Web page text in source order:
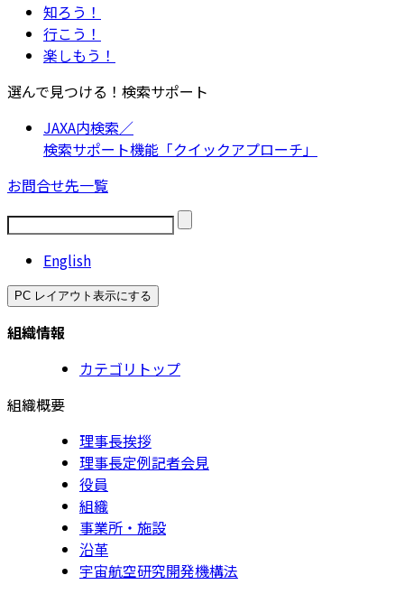
知ろう！
行こう！
楽しもう！
選んで見つける！検索サポート
JAXA内検索／
検索サポート機能「クイックアプローチ」
お問合せ先一覧
English
PC レイアウト表示にする
組織情報
カテゴリトップ
組織概要
理事長挨拶
理事長定例記者会見
役員
組織
事業所・施設
沿革
宇宙航空研究開発機構法